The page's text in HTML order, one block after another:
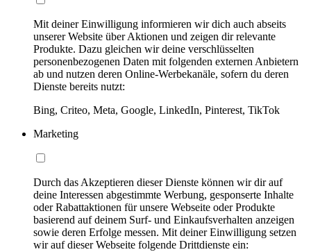
Mit deiner Einwilligung informieren wir dich auch abseits
unserer Website über Aktionen und zeigen dir relevante
Produkte. Dazu gleichen wir deine verschlüsselten
personenbezogenen Daten mit folgenden externen Anbietern
ab und nutzen deren Online-Werbekanäle, sofern du deren
Dienste bereits nutzt:
Bing, Criteo, Meta, Google, LinkedIn, Pinterest, TikTok
Marketing
Durch das Akzeptieren dieser Dienste können wir dir auf
deine Interessen abgestimmte Werbung, gesponserte Inhalte
oder Rabattaktionen für unsere Webseite oder Produkte
basierend auf deinem Surf- und Einkaufsverhalten anzeigen
sowie deren Erfolge messen. Mit deiner Einwilligung setzen
wir auf dieser Webseite folgende Drittdienste ein: